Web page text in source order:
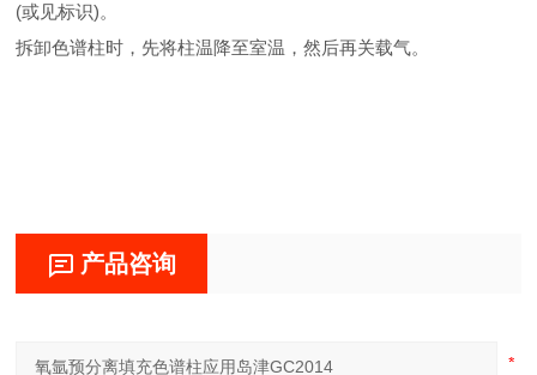
(或见标识)。
拆卸色谱柱时，先将柱温降至室温，然后再关载气。
产品咨询